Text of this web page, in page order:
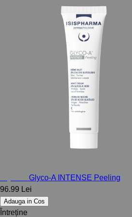
Glyco-A INTENSE Peeling
96.99 Lei
Adauga in Cos
Întreține